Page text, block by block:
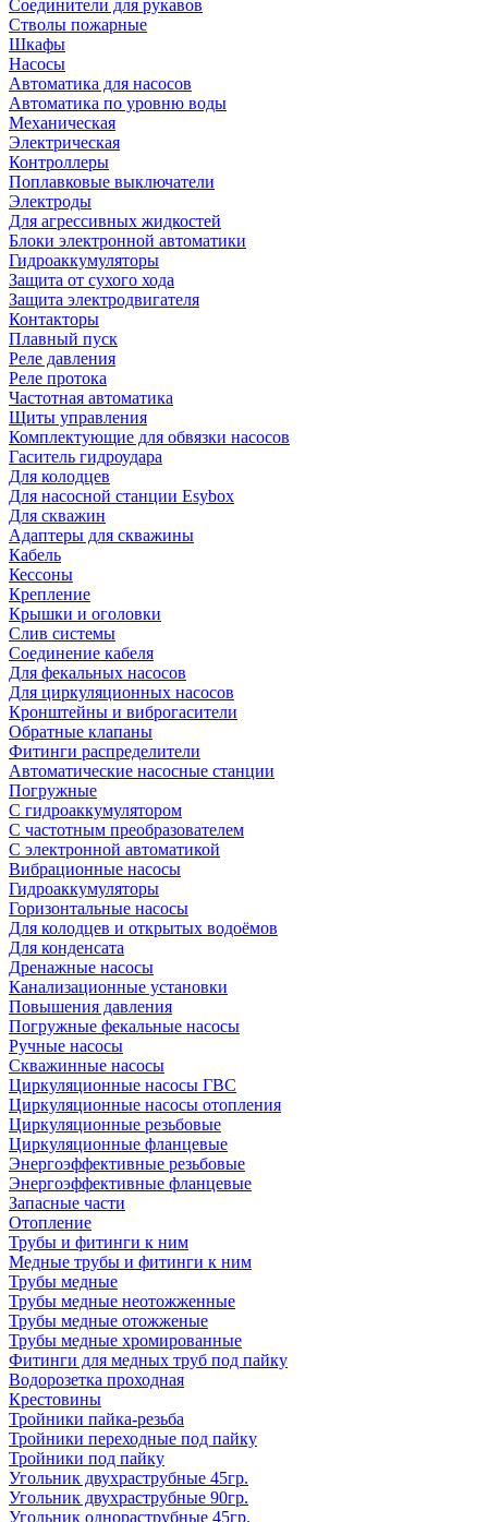
Соединители для рукавов
Стволы пожарные
Шкафы
Насосы
Автоматика для насосов
Автоматика по уровню воды
Механическая
Электрическая
Контроллеры
Поплавковые выключатели
Электроды
Для агрессивных жидкостей
Блоки электронной автоматики
Гидроаккумуляторы
Защита от сухого хода
Защита электродвигателя
Контакторы
Плавный пуск
Реле давления
Реле протока
Частотная автоматика
Щиты управления
Комплектующие для обвязки насосов
Гаситель гидроудара
Для колодцев
Для насосной станции Esybox
Для скважин
Адаптеры для скважины
Кабель
Кессоны
Крепление
Крышки и оголовки
Слив системы
Соединение кабеля
Для фекальных насосов
Для циркуляционных насосов
Кронштейны и виброгасители
Обратные клапаны
Фитинги распределители
Автоматические насосные станции
Погружные
С гидроаккумулятором
С частотным преобразователем
С электронной автоматикой
Вибрационные насосы
Гидроаккумуляторы
Горизонтальные насосы
Для колодцев и открытых водоёмов
Для конденсата
Дренажные насосы
Канализационные установки
Повышения давления
Погружные фекальные насосы
Ручные насосы
Скважинные насосы
Циркуляционные насосы ГВС
Циркуляционные насосы отопления
Циркуляционные резьбовые
Циркуляционные фланцевые
Энергоэффективные резьбовые
Энергоэффективные фланцевые
Запасные части
Отопление
Трубы и фитинги к ним
Медные трубы и фитинги к ним
Трубы медные
Трубы медные неотожженные
Трубы медные отожженые
Трубы медные хромированные
Фитинги для медных труб под пайку
Водорозетка проходная
Крестовины
Тройники пайка-резьба
Тройники переходные под пайку
Тройники под пайку
Угольник двухраструбные 45гр.
Угольник двухраструбные 90гр.
Угольник однораструбные 45гр.